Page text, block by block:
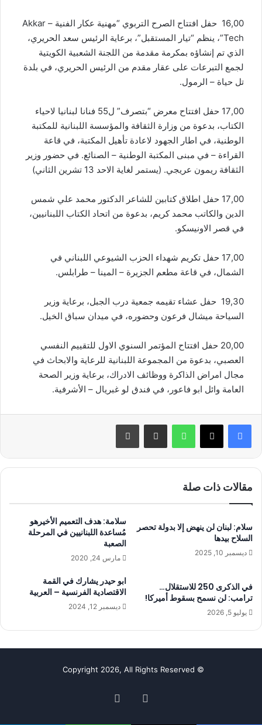
16,00 حفل افتتاح الصرح التربوي “مهنية عكار الفنية – Akkar
Tech”، ينظم “تيار المستقبل”، برعاية الرئيس سعد الحريري،
الذي تم إنشاؤه بمكرمة مقدمة من اللجنة الشعبية الكويتية
لجمع التبرعات على عقار مقدم من الرئيس الحريري، في بلدة
تل حياة – الرمول.
17,00 حفل افتتاح معرض “بتصرف” ل55 فنانا لبنانيا لاحياء
الكتاب، بدعوة من وزارة الثقافة والمؤسسة اللبنانية للمكتبة
الوطنية، في اطار الجهود لاعادة تأهيل المكتبة، في قاعة
القراءة – في مبنى المكتبة الوطنية – الصنائع. في حضور وزير
الثقافة ريمون عريجي. (يستمر لغاية الاحد 13 تشرين الثاني)
17,00 حفل اطلاق كتابين للشاعر الدكتور محمد علي شمس
الدين والكاتب محمد كريم، بدعوة من اتحاد الكتاب اللبنانيين،
في قصر الاونيسكو.
17,00 حفل تكريم شهداء الحزب الشيوعي اللبناني في
الشمال، في قاعة مطعم الجزيرة – المينا – طرابلس.
19,30 حفل عشاء تقيمه جمعية درب الجبل، برعاية وزير
السياحة ميشال فرعون وحضوره، في ميدان سباق الخيل.
20,00 حفل افتتاح المؤتمر السنوي الاول للتقييم النفسي
العصبي، بدعوة من المجموعة اللبنانية للرعاية والابحاث في
مجال امراض الذاكرة ووظائف الادراك، برعاية وزير الصحة
العامة وائل ابو فاعور، في فندق لو غبريال – الأشرفية.
واتساب
مقالات ذات صلة
سلام: لبنان لن ينهض إلا بدولة تحصر
السلاح بيدها
ديسمبر 10, 2025
سلامة: هدف التعميم الأخيرهو
مُساعدة اللبنانيين في المرحلة
الصعبة
مارس 24, 2020
في الذكرى 250 للاستقلال…
ترامب: لن نسمح بسقوط أميركا!
يوليو 5, 2026
ابو حيدر يشارك في القمة
الاقتصادية الفرنسية – العربية
ديسمبر 12, 2024
© Copyright 2026, All Rights Reserved
فيسبوك